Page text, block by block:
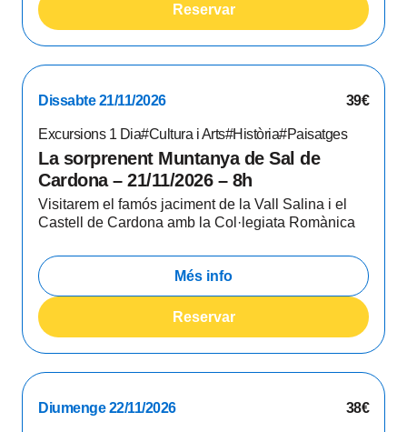
Reservar
Dissabte 21/11/2026 39€
Excursions 1 Dia#Cultura i Arts#Història#Paisatges
La sorprenent Muntanya de Sal de
Cardona – 21/11/2026 – 8h
Visitarem el famós jaciment de la Vall Salina i el
Castell de Cardona amb la Col·legiata Romànica
Més info
Reservar
Diumenge 22/11/2026 38€